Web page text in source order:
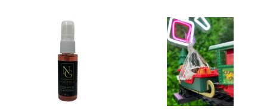
Кератолитики
Фрезы, боры, колпачки